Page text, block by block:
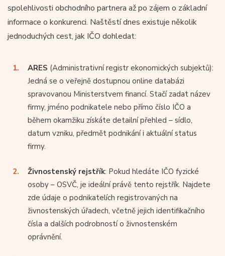
spolehlivosti obchodního partnera až po zájem o základní
informace o konkurenci. Naštěstí dnes existuje několik
jednoduchých cest, jak IČO dohledat:
ARES (Administrativní registr ekonomických subjektů):
Jedná se o veřejně dostupnou online databázi
spravovanou Ministerstvem financí. Stačí zadat název
firmy, jméno podnikatele nebo přímo číslo IČO a
během okamžiku získáte detailní přehled – sídlo,
datum vzniku, předmět podnikání i aktuální status
firmy.
Živnostenský rejstřík: Pokud hledáte IČO fyzické
osoby – OSVČ, je ideální právě tento rejstřík. Najdete
zde údaje o podnikatelích registrovaných na
živnostenských úřadech, včetně jejich identifikačního
čísla a dalších podrobností o živnostenském
oprávnění.